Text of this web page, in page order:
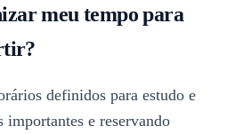
meu tempo para
definidos para estudo e
e reservando